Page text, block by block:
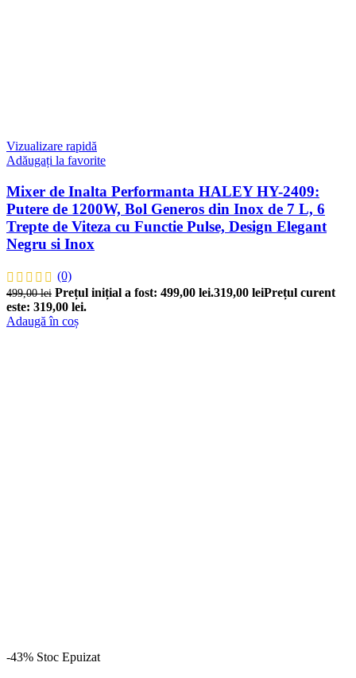
Vizualizare rapidă
Adăugați la favorite
Mixer de Inalta Performanta HALEY HY-2409:
Putere de 1200W, Bol Generos din Inox de 7 L, 6
Trepte de Viteza cu Functie Pulse, Design Elegant
Negru si Inox
(0)
499,00lei Prețul inițial a fost: 499,00 lei.319,00 leiPrețul curent
este: 319,00 lei.
Adaugă în coș
-43% Stoc Epuizat